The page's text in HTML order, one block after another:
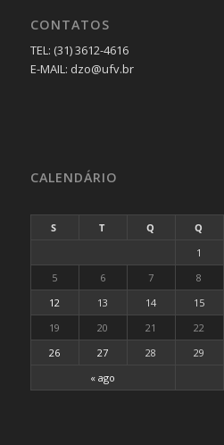
CONTATOS
TEL: (31) 3612-4616
E-MAIL: dzo@ufv.br
CALENDÁRIO
S T Q Q
« ago
1
5
6 7 8
12
13 14 15
19
20 21 22
26
27 28 29